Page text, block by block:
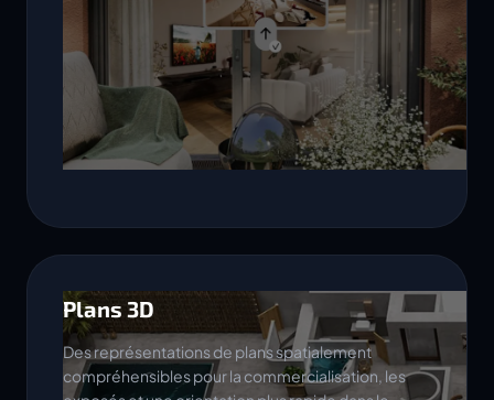
Plans 3D
Des représentations de plans spatialement
compréhensibles pour la commercialisation, les